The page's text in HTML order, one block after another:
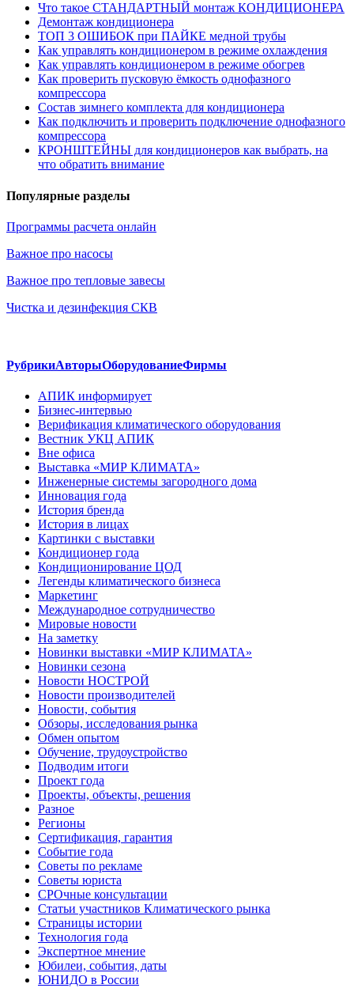
Что такое СТАНДАРТНЫЙ монтаж КОНДИЦИОНЕРА
Демонтаж кондиционера
ТОП 3 ОШИБОК при ПАЙКЕ медной трубы
Как управлять кондиционером в режиме охлаждения
Как управлять кондиционером в режиме обогрев
Как проверить пусковую ёмкость однофазного
компрессора
Состав зимнего комплекта для кондиционера
Как подключить и проверить подключение однофазного
компрессора
КРОНШТЕЙНЫ для кондиционеров как выбрать, на
что обратить внимание
Популярные разделы
Программы расчета онлайн
Важное про насосы
Важное про тепловые завесы
Чистка и дезинфекция СКВ
РубрикиАвторыОборудованиеФирмы
АПИК информирует
Бизнес-интервью
Верификация климатического оборудования
Вестник УКЦ АПИК
Вне офиса
Выставка «МИР КЛИМАТА»
Инженерные системы загородного дома
Инновация года
История бренда
История в лицах
Картинки с выставки
Кондиционер года
Кондиционирование ЦОД
Легенды климатического бизнеса
Маркетинг
Международное сотрудничество
Мировые новости
На заметку
Новинки выставки «МИР КЛИМАТА»
Новинки сезона
Новости НОСТРОЙ
Новости производителей
Новости, события
Обзоры, исследования рынка
Обмен опытом
Обучение, трудоустройство
Подводим итоги
Проект года
Проекты, объекты, решения
Разное
Регионы
Сертификация, гарантия
Событие года
Советы по рекламе
Советы юриста
СРОчные консультации
Статьи участников Климатического рынка
Страницы истории
Технология года
Экспертное мнение
Юбилеи, события, даты
ЮНИДО в России